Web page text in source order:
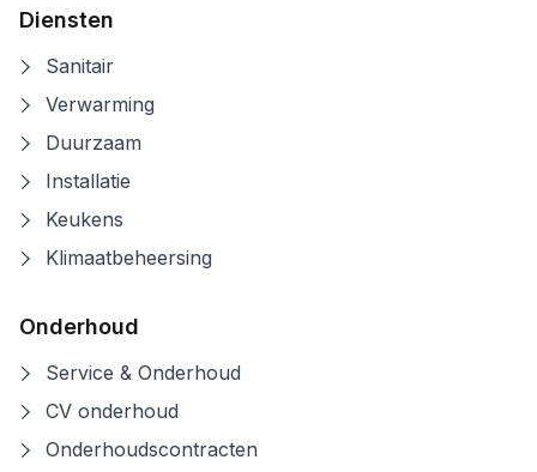
Diensten
Sanitair
Verwarming
Duurzaam
Installatie
Keukens
Klimaatbeheersing
Onderhoud
Service & Onderhoud
CV onderhoud
Onderhoudscontracten